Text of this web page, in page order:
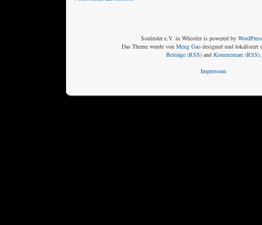
Soulrider e.V. in Whistler is powered by WordPress
Das Theme wurde von Meng Gaodesigned und lokalisiert
Beiträge (RSS)and Kommentare (RSS).
Impressum